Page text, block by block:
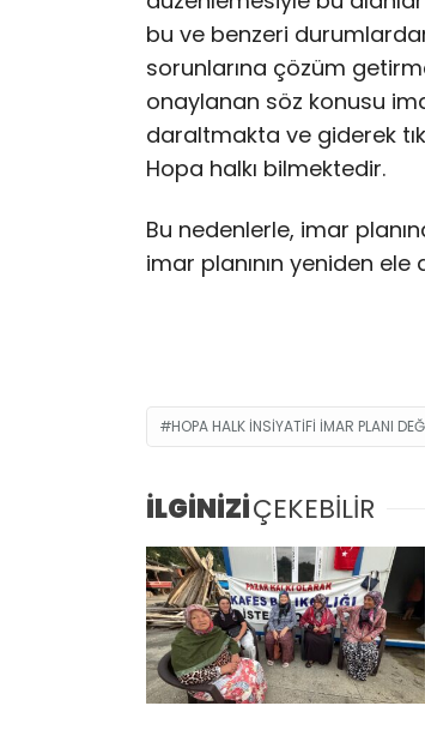
bu ve benzeri
sorunlarına çözüm
onaylanan söz konusu
daraltmakta ve giderek
Hopa halkı bilmektedir.
Bu nedenlerle, imar
imar planının yeniden
HOPA HALK INSIYATIFI IMAR PLANI
İLGİNİZİÇEKEBİLİR